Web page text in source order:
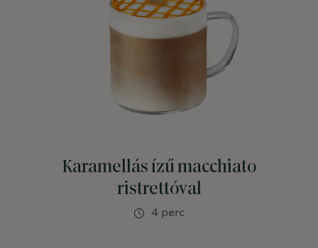
Karamellás ízű macchiato
ristrettóval
4 perc